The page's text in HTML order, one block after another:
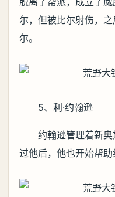
尔，但被比尔射伤，
尔。
5、利·约翰逊
约翰逊管理着新
过他后，他也开始帮助